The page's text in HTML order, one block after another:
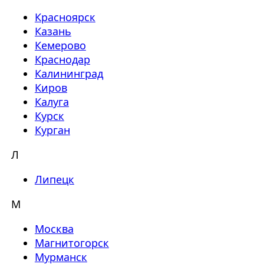
Красноярск
Казань
Кемерово
Краснодар
Калининград
Киров
Калуга
Курск
Курган
Л
Липецк
М
Москва
Магнитогорск
Мурманск